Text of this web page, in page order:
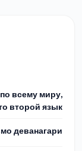
всему миру,
второй язык
деванагари